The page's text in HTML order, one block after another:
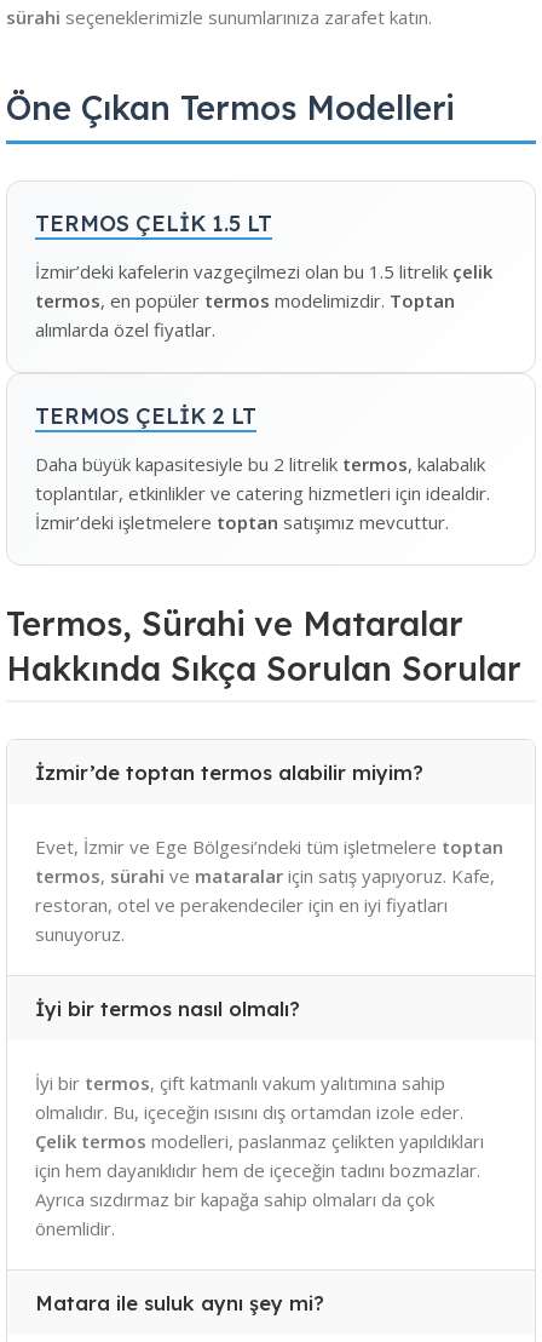
sürahi seçeneklerimizle sunumlarınıza zarafet katın.
Öne Çıkan Termos Modelleri
TERMOS ÇELİK 1.5 LT
İzmir’deki kafelerin vazgeçilmezi olan bu 1.5 litrelik çelik
termos, en popüler termos modelimizdir. Toptan
alımlarda özel fiyatlar.
TERMOS ÇELİK 2 LT
Daha büyük kapasitesiyle bu 2 litrelik termos, kalabalık
toplantılar, etkinlikler ve catering hizmetleri için idealdir.
İzmir’deki işletmelere toptan satışımız mevcuttur.
Termos, Sürahi ve Mataralar
Hakkında Sıkça Sorulan Sorular
İzmir’de toptan termos alabilir miyim?
Evet, İzmir ve Ege Bölgesi’ndeki tüm işletmelere toptan
termos, sürahi ve mataralariçin satış yapıyoruz. Kafe,
restoran, otel ve perakendeciler için en iyi fiyatları
sunuyoruz.
İyi bir termos nasıl olmalı?
İyi bir termos, çift katmanlı vakum yalıtımına sahip
olmalıdır. Bu, içeceğin ısısını dış ortamdan izole eder.
Çelik termos modelleri, paslanmaz çelikten yapıldıkları
için hem dayanıklıdır hem de içeceğin tadını bozmazlar.
Ayrıca sızdırmaz bir kapağa sahip olmaları da çok
önemlidir.
Matara ile suluk aynı şey mi?